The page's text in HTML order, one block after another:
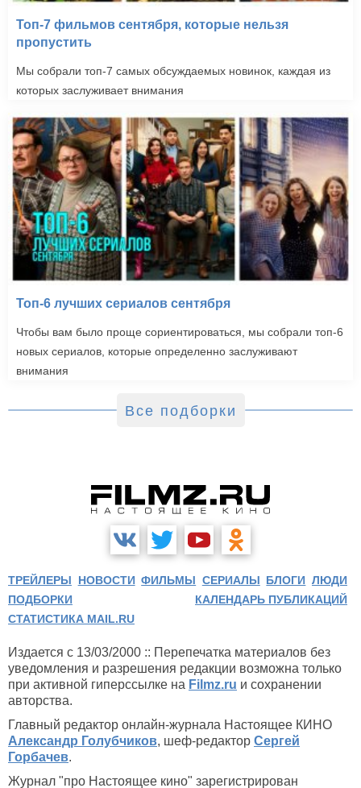
Топ-7 фильмов сентября, которые нельзя
пропустить
Мы собрали топ-7 самых обсуждаемых новинок, каждая из
которых заслуживает внимания
Топ-6 лучших сериалов сентября
Чтобы вам было проще сориентироваться, мы собрали топ-6
новых сериалов, которые определенно заслуживают
внимания
Все подборки
ТРЕЙЛЕРЫ НОВОСТИ ФИЛЬМЫ СЕРИАЛЫ БЛОГИ ЛЮДИ
ПОДБОРКИ
КАЛЕНДАРЬ ПУБЛИКАЦИЙ
СТАТИСТИКА MAIL.RU
Издается с 13/03/2000 :: Перепечатка материалов без
уведомления и разрешения редакции возможна только
при активной гиперссылке на Filmz.ru и сохранении
авторства.
Главный редактор онлайн-журнала Настоящее КИНО
Александр Голубчиков, шеф-редактор Сергей
Горбачев.
Журнал "про Настоящее кино" зарегистрирован